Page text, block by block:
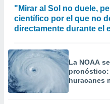
"Mirar al Sol no duele,
científico por el que no
directamente durante el
La NOAA
pronóstico:
huracanes